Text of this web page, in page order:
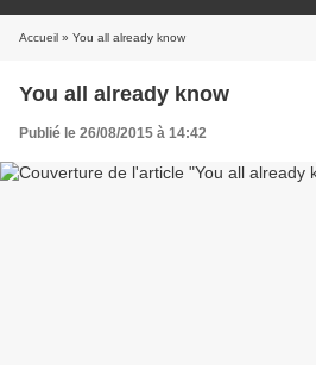
Accueil » You all already know
You all already know
Publié le 26/08/2015 à 14:42